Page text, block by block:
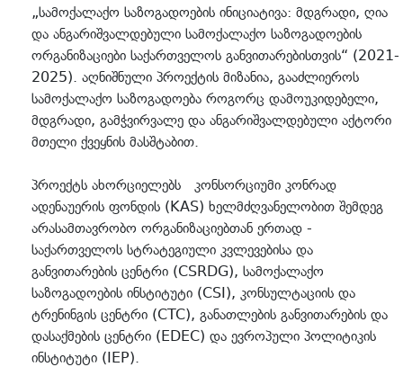
„სამოქალაქო საზოგადოების ინიციატივა: მდგრადი, ღია
და ანგარიშვალდებული სამოქალაქო საზოგადოების
ორგანიზაციები საქართველოს განვითარებისთვის“ (2021-
2025). აღნიშნული პროექტის მიზანია, გააძლიეროს
სამოქალაქო საზოგადოება როგორც დამოუკიდებელი,
მდგრადი, გამჭვირვალე და ანგარიშვალდებული აქტორი
მთელი ქვეყნის მასშტაბით.
პროექტს ახორციელებს კონსორციუმი კონრად
ადენაუერის ფონდის (KAS) ხელმძღვანელობით შემდეგ
არასამთავრობო ორგანიზაციებთან ერთად -
საქართველოს სტრატეგიული კვლევებისა და
განვითარების ცენტრი (CSRDG), სამოქალაქო
საზოგადოების ინსტიტუტი (CSI), კონსულტაციის და
ტრენინგის ცენტრი (CTC), განათლების განვითარების და
დასაქმების ცენტრი (EDEC) და ევროპული პოლიტიკის
ინსტიტუტი (IEP).